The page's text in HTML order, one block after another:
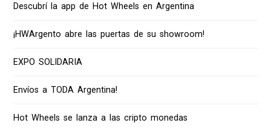
Descubrí la app de Hot Wheels en Argentina
¡HWArgento abre las puertas de su showroom!
EXPO SOLIDARIA
Envíos a TODA Argentina!
Hot Wheels se lanza a las cripto monedas